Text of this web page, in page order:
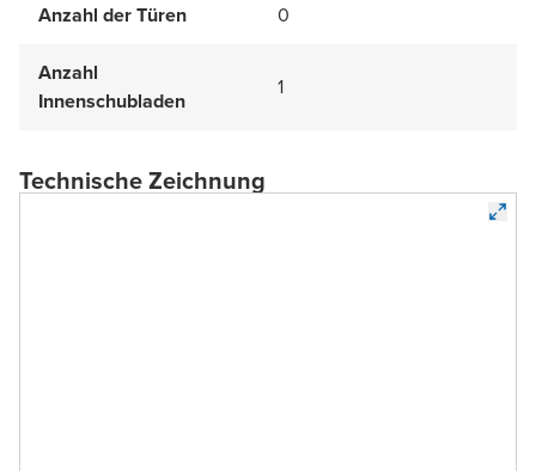
Anzahl der Türen 0
Anzahl
Innenschubladen
1
Technische Zeichnung